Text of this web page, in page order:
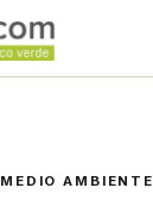
MEDIO AMBIENTE